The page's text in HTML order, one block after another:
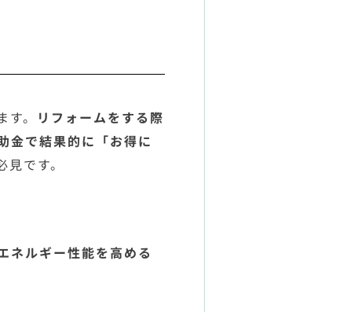
。
リフォームをする際
金で結果的に「お得に
です。
ネルギー性能を高める